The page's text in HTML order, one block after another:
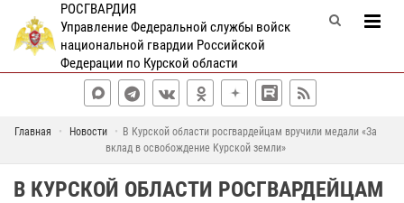
РОСГВАРДИЯ
Управление Федеральной службы войск
национальной гвардии Российской
Федерации по Курской области
Главная Новости
В Курской области росгвардейцам вручили медали «За
вклад в освобождение Курской земли»
В КУРСКОЙ ОБЛАСТИ РОСГВАРДЕЙЦАМ